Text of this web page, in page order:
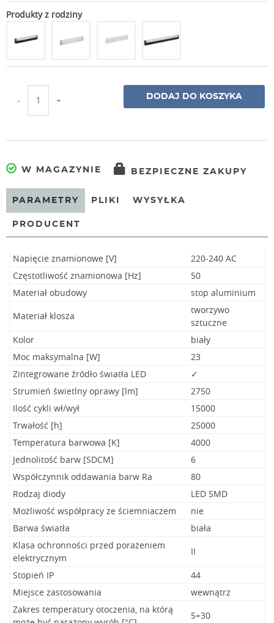
Produkty z rodziny
- + DODAJ DO KOSZYKA
W MAGAZYNIE BEZPIECZNE ZAKUPY
PARAMETRY PLIKI WYSYŁKA
PRODUCENT
Napięcie znamionowe [V]
220-240 AC
Częstotliwość znamionowa [Hz]
50
Materiał obudowy
stop aluminium
Materiał klosza
tworzywo
sztuczne
Kolor
biały
Moc maksymalna [W]
23
Zintegrowane źródło światła LED
✓
Strumień świetlny oprawy [lm]
2750
Ilość cykli wł/wył
15000
Trwałość [h]
25000
Temperatura barwowa [K]
4000
Jednolitość barw [SDCM]
6
Współczynnik oddawania barw Ra
80
Rodzaj diody
LED SMD
Możliwość współpracy ze ściemniaczem
nie
Barwa światła
biała
Klasa ochronności przed porażeniem
elektrycznym
II
Stopień IP
44
Miejsce zastosowania
wewnątrz
Zakres temperatury otoczenia, na którą
5+30